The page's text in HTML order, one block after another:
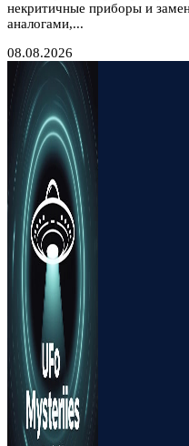
некритичные приборы и
аналогами,...
08.08.2026